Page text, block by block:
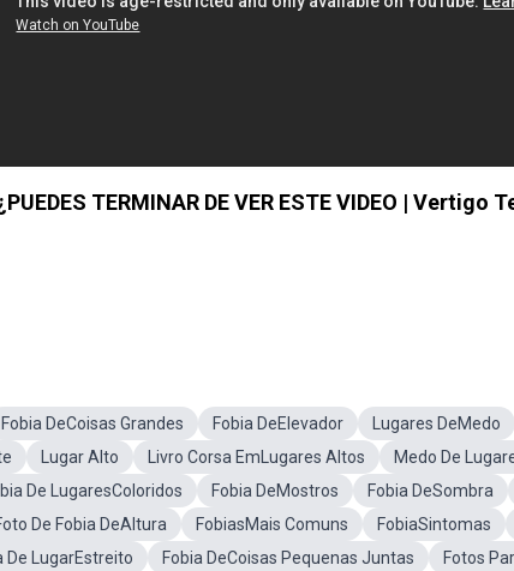
TERMINAR DE VER ESTE VIDEO | Vertigo
Fobia DeCoisas Grandes Fobia DeElevador Lugares DeMedo
Lugar Alto Livro Corsa EmLugares Altos
Medo De
De LugaresColoridos Fobia DeMostros Fobia DeSombra
De Fobia DeAltura FobiasMais Comuns FobiaSintomas
De LugarEstreito Fobia DeCoisas Pequenas Juntas
Fotos